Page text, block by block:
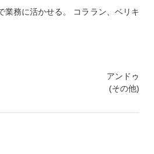
業務に活かせる。 コララン、ベリキ
アンドゥ
(その他)